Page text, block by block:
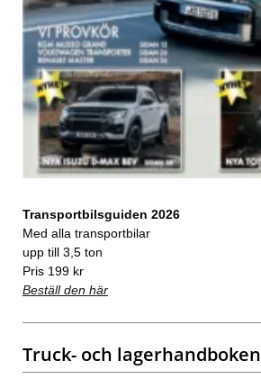
Transportbilsguiden 2026
Med alla transportbilar
upp till 3,5 ton
Pris 199 kr
Beställ den här
Truck- och lagerhandboken